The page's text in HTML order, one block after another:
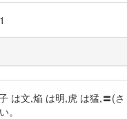
は文,焔 は明,虎 は猛,〓(
。